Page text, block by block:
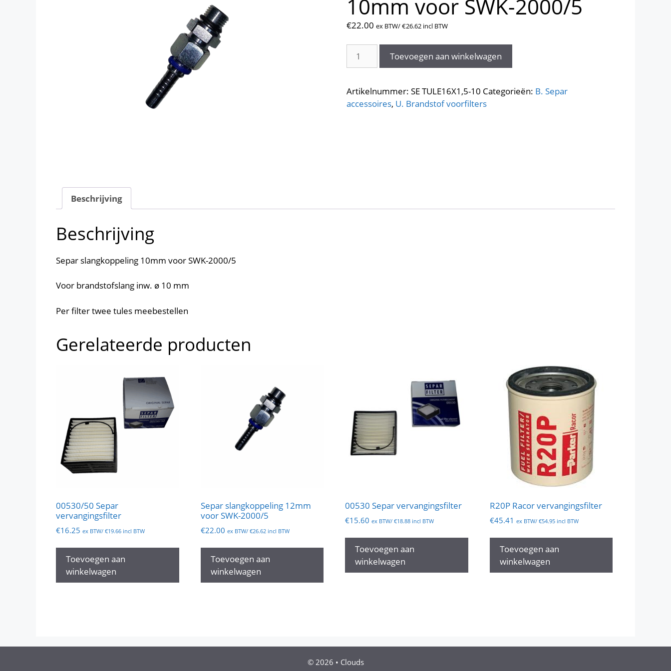
10mm voor SWK-2000/5
€22.00 ex BTW/€26.62 incl BTW
slangkoppeling
voor
SWK-
Toevoegen aan winkelwagen
Artikelnummer:SE TULE16X1,5-10 Categorieën: B. Separ
accessoires, U. Brandstof voorfilters
Beschrijving
Beschrijving
Separ slangkoppeling 10mm voor SWK-2000/5
Voor brandstofslang inw. ø 10 mm
Per filter twee tules meebestellen
Gerelateerde producten
00530/50 Separ
vervangingsfilter
€16.25 ex BTW/ €19.66 incl BTW
Toevoegen aan
winkelwagen
Separ slangkoppeling 12mm
voor SWK-2000/5
€22.00 ex BTW/ €26.62incl BTW
Toevoegen aan
winkelwagen
00530 Separ vervangingsfilter
€15.60 ex BTW/ €18.88 incl BTW
Toevoegen aan
winkelwagen
R20P Racor vervangingsfilter
€45.41 ex BTW/ €54.95incl BTW
Toevoegen aan
winkelwagen
© 2026 • Clouds